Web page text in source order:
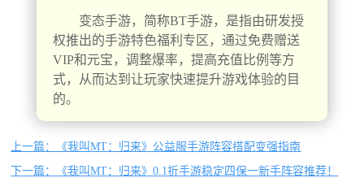
变态手游，简称BT手游，是指由研发授
权推出的手游特色福利专区，通过免费赠送
VIP和元宝，调整爆率，提高充值比例等方
式，从而达到让玩家快速提升游戏体验的目
的。
上一篇：《我叫MT：归来》公益服手游阵容搭配变强指南
下一篇：《我叫MT：归来》0.1折手游稳定四保一新手阵容推荐！